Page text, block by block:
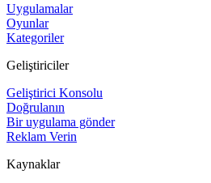
Uygulamalar
Oyunlar
Kategoriler
Geliştiriciler
Geliştirici Konsolu
Doğrulanın
Bir uygulama gönder
Reklam Verin
Kaynaklar